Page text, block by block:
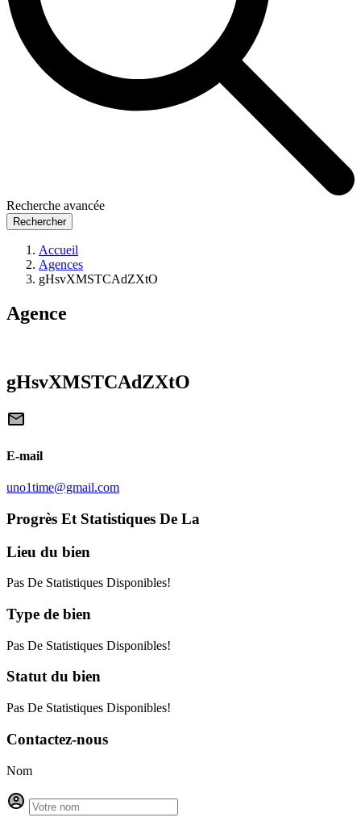
Recherche avancée
Rechercher
Accueil
Agences
gHsvXMSTCAdZXtO
Agence
gHsvXMSTCAdZXtO
E-mail
uno1time@gmail.com
Progrès Et Statistiques De La
Lieu du bien
Pas De Statistiques Disponibles!
Type de bien
Pas De Statistiques Disponibles!
Statutdu bien
Pas De Statistiques Disponibles!
Contactez-nous
Nom